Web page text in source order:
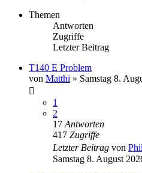
Themen
Antworten
Zugriffe
Letzter Beitrag
T140 E Problem
von Matthi » Samstag 8.
1
2
17 Antworten
417 Zugriffe
Letzter Beitrag von Phil
Samstag 8. August